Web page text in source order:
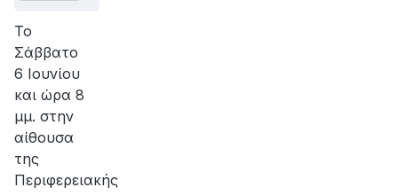
Το
Σάββατο
6 Ιουνίου
και ώρα 8
μμ. στην
αίθουσα
της
Περιφερειακής